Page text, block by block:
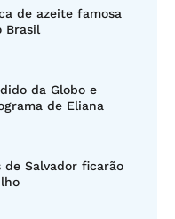
de azeite famosa
Brasil
da Globo e
de Eliana
de Salvador ficarão